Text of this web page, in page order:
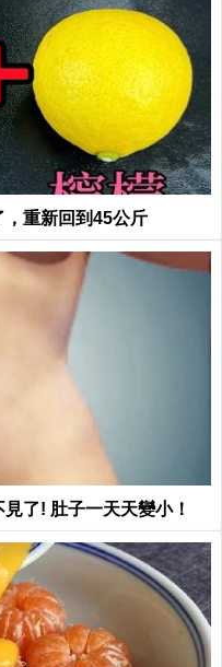
重新回到45公斤
了! 肚子一天天變小！